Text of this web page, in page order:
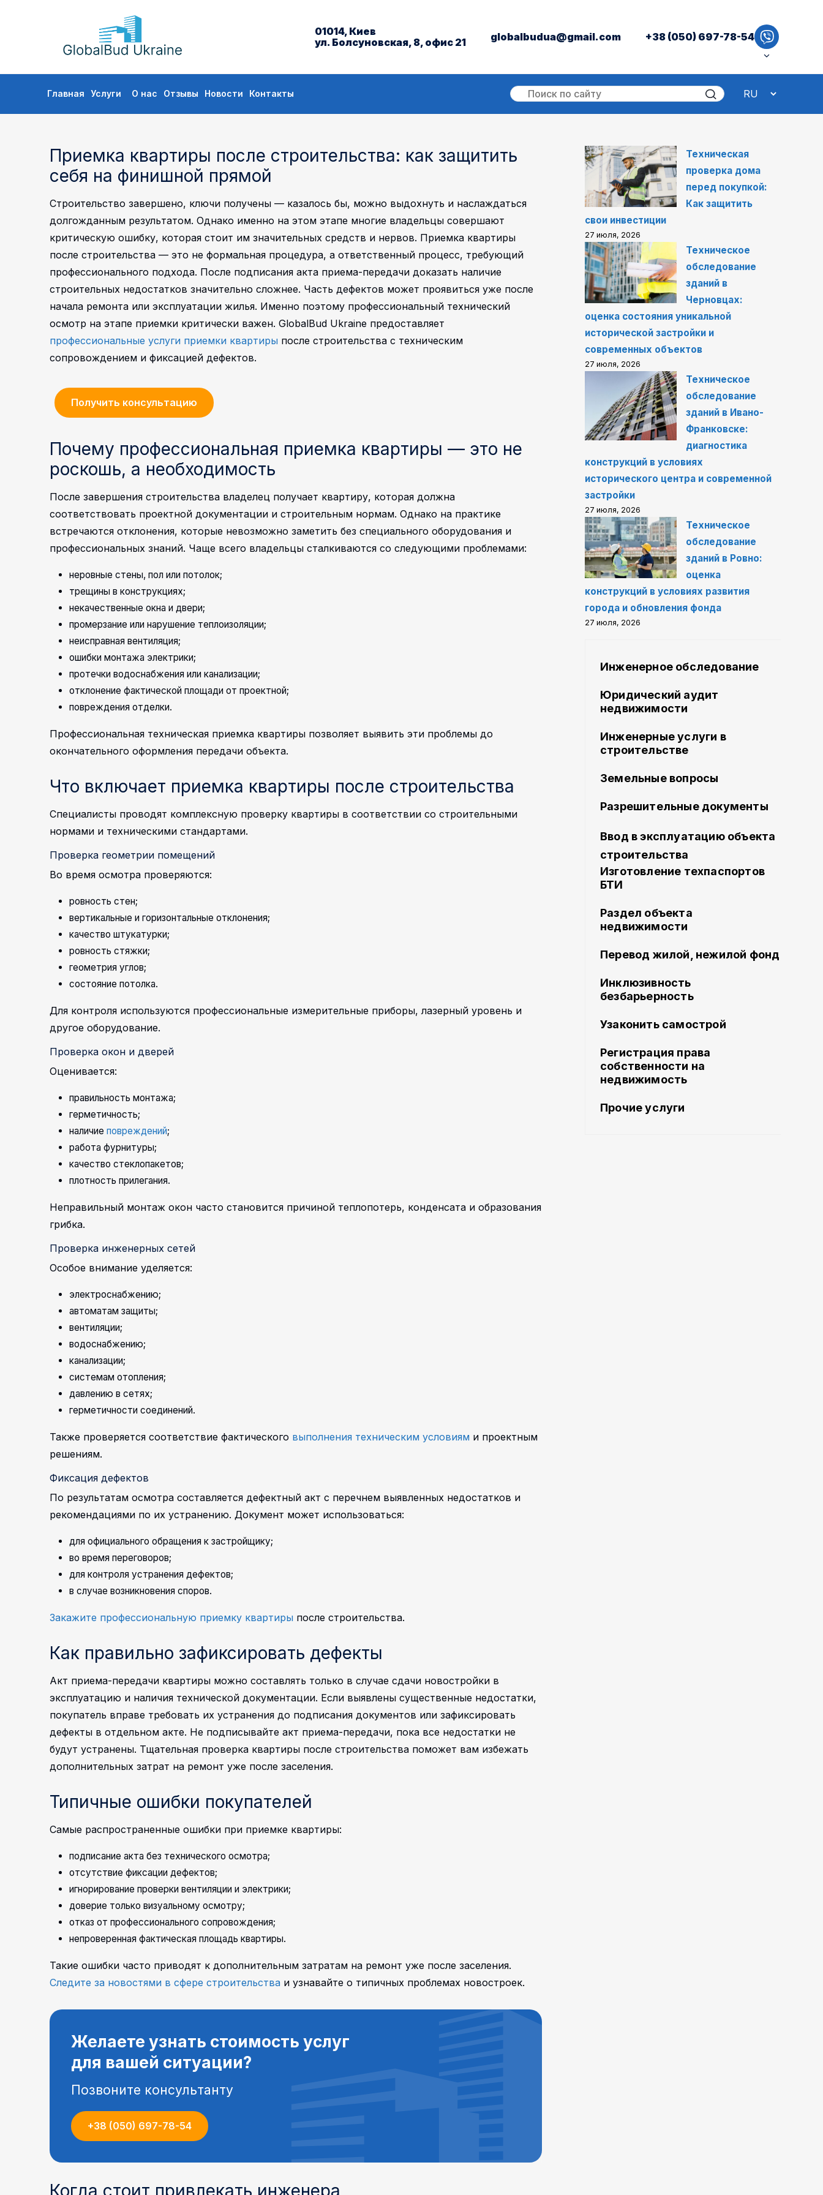
01014, Киев
ул. Болсуновская, 8, офис 21
globalbudua@gmail.com +38 (050) 697-78-54
Перейти
к
содержимому
Главная Услуги О нас Отзывы Новости Контакты
Приемка квартиры после строительства: как защитить
себя на финишной прямой
Строительство завершено, ключи получены — казалось бы, можно выдохнуть и наслаждаться
долгожданным результатом. Однако именно на этом этапе многие владельцы совершают
критическую ошибку, которая стоит им значительных средств и нервов. Приемка квартиры
после строительства — это не формальная процедура, а ответственный процесс, требующий
профессионального подхода. После подписания акта приема-передачи доказать наличие
строительных недостатков значительно сложнее. Часть дефектов может проявиться уже после
начала ремонта или эксплуатации жилья. Именно поэтому профессиональный технический
осмотр на этапе приемки критически важен. GlobalBud Ukraine предоставляет
профессиональные услуги приемки квартиры после строительства с техническим
сопровождением и фиксацией дефектов.
Получить консультацию
Почему профессиональная приемка квартиры — это не
роскошь, а необходимость
После завершения строительства владелец получает квартиру, которая должна
соответствовать проектной документации и строительным нормам. Однако на практике
встречаются отклонения, которые невозможно заметить без специального оборудования и
профессиональных знаний. Чаще всего владельцы сталкиваются со следующими проблемами:
неровные стены, пол или потолок;
трещины в конструкциях;
некачественные окна и двери;
промерзание или нарушение теплоизоляции;
неисправная вентиляция;
ошибки монтажа электрики;
протечки водоснабжения или канализации;
отклонение фактической площади от проектной;
повреждения отделки.
Профессиональная техническая приемка квартиры позволяет выявить эти проблемы до
окончательного оформления передачи объекта.
Что включает приемка квартиры после строительства
Специалисты проводят комплексную проверку квартиры в соответствии со строительными
нормами и техническими стандартами.
Проверка геометрии помещений
Во время осмотра проверяются:
ровность стен;
вертикальные и горизонтальные отклонения;
качество штукатурки;
ровность стяжки;
геометрия углов;
состояние потолка.
Для контроля используются профессиональные измерительные приборы, лазерный уровень и
другое оборудование.
Проверка окон и дверей
Оценивается:
правильность монтажа;
герметичность;
наличиеповреждений;
работа фурнитуры;
качество стеклопакетов;
плотность прилегания.
Неправильный монтаж окон часто становится причиной теплопотерь, конденсата и образования
грибка.
Проверка инженерных сетей
Особое внимание уделяется:
электроснабжению;
автоматам защиты;
вентиляции;
водоснабжению;
канализации;
системам отопления;
давлению в сетях;
герметичности соединений.
Также проверяется соответствие фактического выполнения техническим условиям и проектным
решениям.
Фиксация дефектов
По результатам осмотра составляется дефектный акт с перечнем выявленных недостатков и
рекомендациями по их устранению. Документ может использоваться:
для официального обращения к застройщику;
во время переговоров;
для контроля устранения дефектов;
в случае возникновения споров.
Закажите профессиональную приемку квартиры после строительства.
Как правильно зафиксировать дефекты
Акт приема-передачи квартиры можно составлять только в случае сдачи новостройки в
эксплуатацию и наличия технической документации. Если выявлены существенные недостатки,
покупатель вправе требовать их устранения до подписания документов или зафиксировать
дефекты в отдельном акте. Не подписывайте акт приема-передачи, пока все недостатки не
будут устранены. Тщательная проверка квартиры после строительства поможет вам избежать
дополнительных затрат на ремонт уже после заселения.
Типичные ошибки покупателей
Самые распространенные ошибки при приемке квартиры:
подписание акта без технического осмотра;
отсутствие фиксации дефектов;
игнорирование проверки вентиляции и электрики;
доверие только визуальному осмотру;
отказ от профессионального сопровождения;
непроверенная фактическая площадь квартиры.
Такие ошибки часто приводят к дополнительным затратам на ремонт уже после заселения.
Следите за новостями в сфере строительства и узнавайте о типичных проблемах новостроек.
Желаете узнать стоимость услуг
для вашей ситуации?
Позвоните консультанту
+38 (050) 697-78-54
Когда стоит привлекать инженера
Техническая
проверка дома
перед покупкой:
Как защитить
свои инвестиции
27 июля, 2026
Техническое
обследование
зданий в
Черновцах:
оценка состояния уникальной
исторической застройки и
современных объектов
27 июля, 2026
Техническое
обследование
зданий в Ивано-
Франковске:
диагностика
конструкций в условиях
исторического центра и современной
застройки
27 июля, 2026
Техническое
обследование
зданий в Ровно:
оценка
конструкций в условиях развития
города и обновления фонда
27 июля, 2026
Инженерное обследование
Юридический аудит
недвижимости
Инженерные услуги в
строительстве
Земельные вопросы
Разрешительные документы
Ввод в эксплуатацию объекта
строительства
Изготовление техпаспортов
БТИ
Раздел объекта
недвижимости
Перевод жилой, нежилой фонд
Инклюзивность
безбарьерность
Узаконить самострой
Регистрация права
собственности на
недвижимость
Прочие услуги